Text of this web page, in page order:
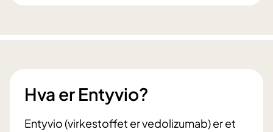
Hva er Entyvio?
Entyvio (virkestoffet er vedolizumab) er et